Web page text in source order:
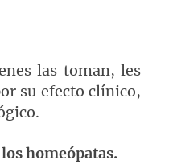
las toman, les
su efecto clínico,
homeópatas.